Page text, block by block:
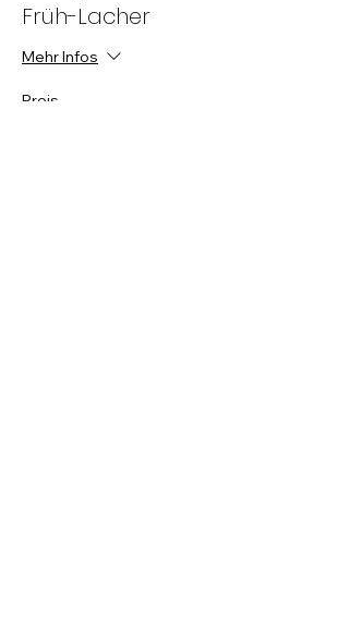
Früh-Lacher
Mehr Infos
Preis